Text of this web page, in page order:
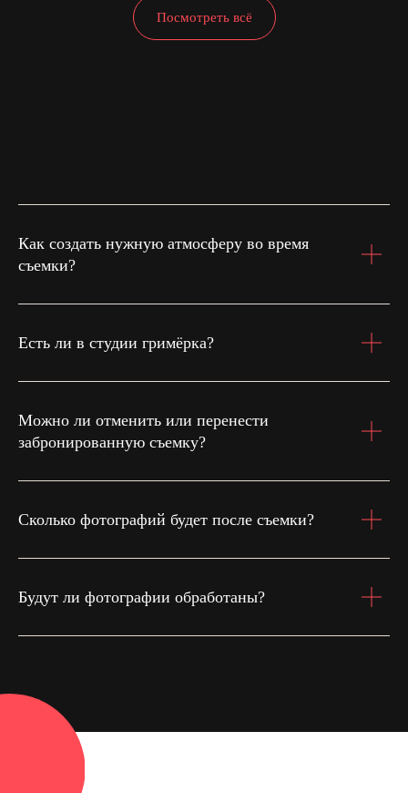
Посмотреть всё
Как создать нужную атмосферу во время
съемки?
Есть ли в студии гримёрка?
Можно ли отменить или перенести
забронированную съемку?
Сколько фотографий будет после съемки?
Будут ли фотографии обработаны?